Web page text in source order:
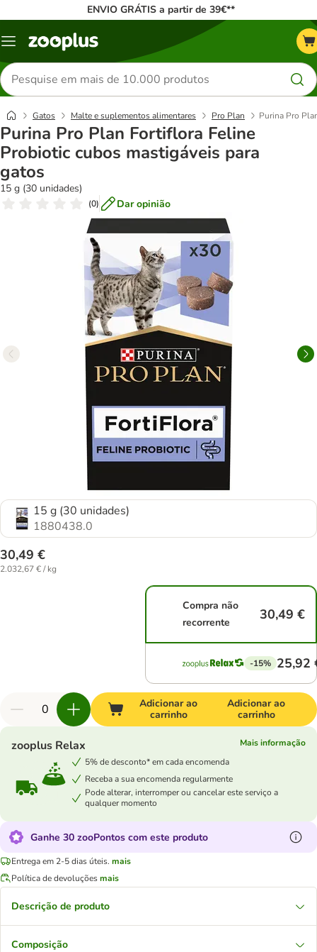
ENVIO GRÁTIS a partir de 39€**
Menu
Pesquisar
produtos
Gatos Malte e suplementos alimentares Pro Plan Purina Pro
Purina Pro Plan Fortiflora Feline
Probiotic cubos mastigáveis para
gatos
15 g (30 unidades)
(0) Dar opinião
15 g (30 unidades)
1880438.0
30,49 €
2.032,67 € / kg
Compra não
recorrente
30,49 €
-15% 25,92
Adicionar ao
carrinho
Adicionar ao
carrinho
zooplus Relax
Mais informação
5% de desconto* em cada encomenda
Receba a sua encomenda regularmente
Pode alterar, interromper ou cancelar este serviço a
qualquer momento
Ganhe 30 zooPontos com este produto
Entrega em 2-5 dias úteis. mais
Política de devoluçõesmais
Descrição de produto
Composição